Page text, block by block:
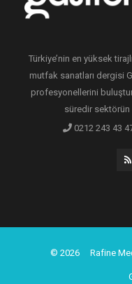
Türkiye’nin en yüksek
mutfak sanatları dergisi
profesyonellerini
süredir sektörün
0212 243 43
© 2026 Rafine